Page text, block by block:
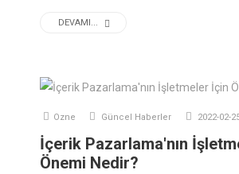
DEVAMI...
Ozne Güncel Haberler 2022-02-
İçerik Pazarlama'nın
Önemi Nedir?